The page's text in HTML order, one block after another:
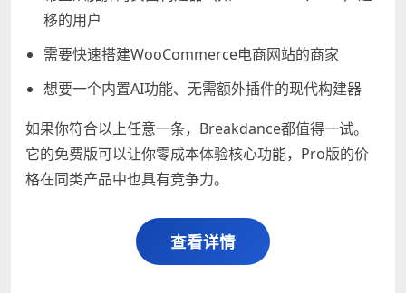
移的用户
需要快速搭建WooCommerce电商网站的商家
想要一个内置AI功能、无需额外插件的现代构建器
如果你符合以上任意一条，Breakdance都值得一试。
它的免费版可以让你零成本体验核心功能，Pro版的价
格在同类产品中也具有竞争力。
查看详情